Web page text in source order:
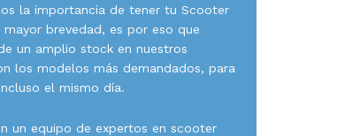
la importancia de tener tu Scooter
brevedad, es por eso que
un amplio stock en nuestros
los modelos más demandados, para
el mismo día.
un equipo de expertos en scooter